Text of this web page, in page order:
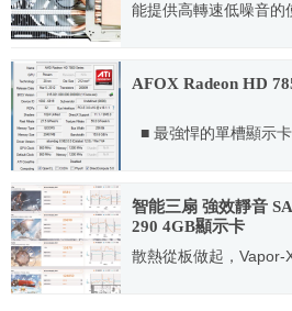
能提供高轉速低噪音的
2011.10.17
AFOX Radeon HD
■ 最強悍的單槽顯示
2012.09.27
智能三扇 強效靜音
290 4GB顯示卡
散熱從板做起，Vapor-